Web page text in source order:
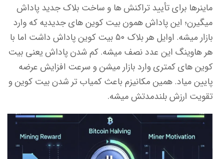
ماینرها برای تأیید تراکنش ها و ساخت بلاک جدید پاداش
میگیرن؛ این پاداش همون بیت کوین های جدیدیه که وارد
بازار میشه. اوایل هر بلاک ۵۰ بیت کوین پاداش داشت اما با
هر هاوینگ این عدد نصف میشه. کم شدن پاداش یعنی بیت
کوین های کمتری وارد بازار میشن و سرعت افزایش عرضه
پایین میاد. همین مکانیزم باعث کمیاب تر شدن بیت کوین و
تقویت ارزش بلندمدتش میشه.